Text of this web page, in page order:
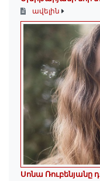
ավելին
Սոնա Ռուբենյանը